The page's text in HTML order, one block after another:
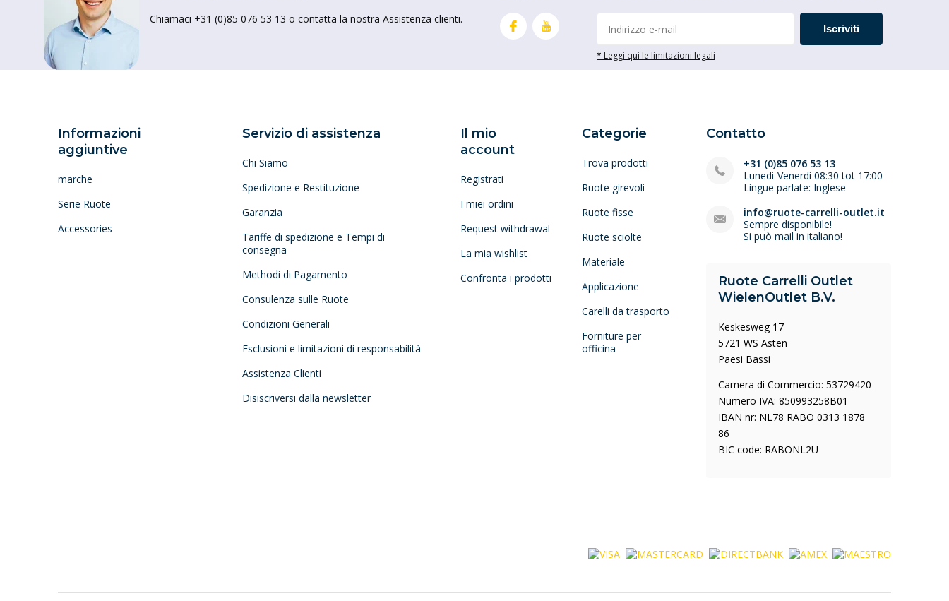
Chiamaci +31 (0)85 076 53 13 o contatta la nostra Assistenza clienti.
Iscriviti
* Leggi qui le limitazioni legali
Informazioni
aggiuntive
marche
Serie Ruote
Accessories
Servizio di assistenza
Chi Siamo
Spedizione e Restituzione
Garanzia
Tariffe di spedizione e Tempi di
consegna
Methodi di Pagamento
Consulenza sulle Ruote
Condizioni Generali
Esclusioni e limitazioni di responsabilità
Assistenza Clienti
Disiscriversi dalla newsletter
Il mio
account
Registrati
I miei ordini
Request withdrawal
La mia wishlist
Confronta i prodotti
Categorie
Trova prodotti
Ruote girevoli
Ruote fisse
Ruote sciolte
Materiale
Applicazione
Carelli da trasporto
Forniture per
officina
Contatto
+31 (0)85 076 53 13
Lunedi-Venerdi 08:30 tot 17:00
Lingue parlate: Inglese
info@ruote-carrelli-outlet.it
Sempre disponibile!
Si può mail in italiano!
Ruote Carrelli Outlet
WielenOutlet B.V.
Keskesweg 17
5721 WS Asten
Paesi Bassi
Camera di Commercio: 53729420
Numero IVA: 850993258B01
IBAN nr: NL78 RABO 0313 1878
86
BIC code: RABONL2U